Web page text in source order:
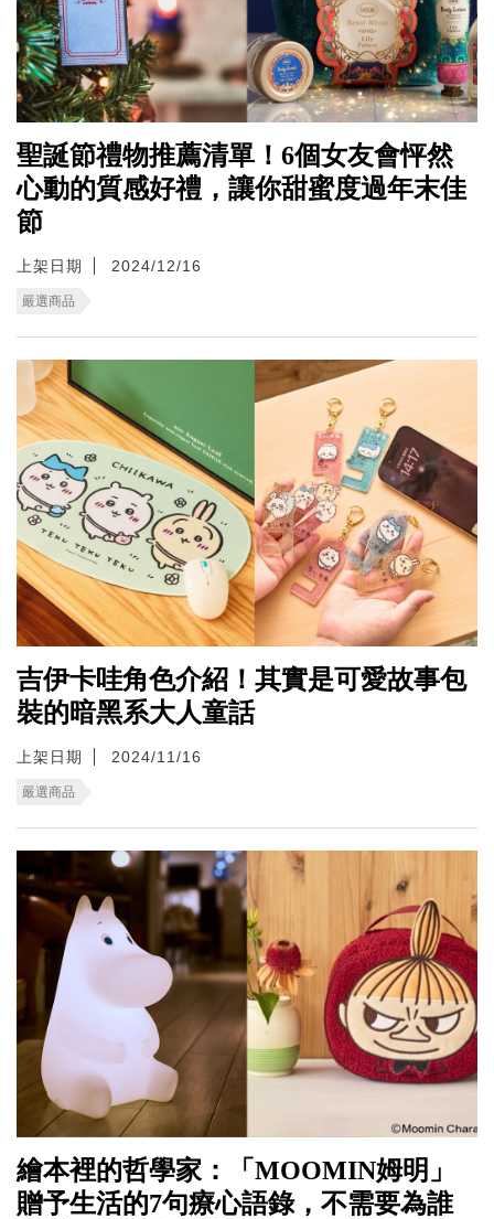
聖誕節禮物推薦清單！6個女友會怦然
心動的質感好禮，讓你甜蜜度過年末佳
節
上架日期 2024/12/16
嚴選商品
吉伊卡哇角色介紹！其實是可愛故事包
裝的暗黑系大人童話
上架日期 2024/11/16
嚴選商品
繪本裡的哲學家：「MOOMIN姆明」
贈予生活的7句療心語錄，不需要為誰